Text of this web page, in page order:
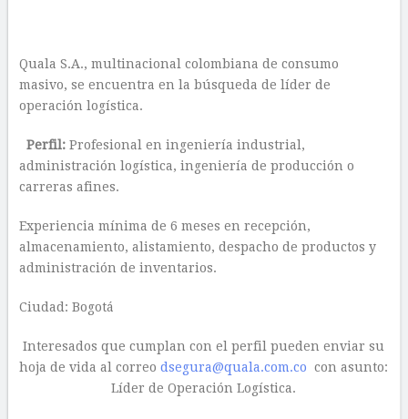
Quala S.A., multinacional colombiana de consumo
masivo, se encuentra en la búsqueda de líder de
operación logística.
Perfil:Profesional en ingeniería industrial,
administración logística, ingeniería de producción o
carreras afines.
Experiencia mínima de 6 meses en recepción,
almacenamiento, alistamiento, despacho de productos y
administración de inventarios.
Ciudad: Bogotá
Interesados que cumplan con el perfil pueden enviar su
hoja de vida al correodsegura@quala.com.co con asunto:
Líder de Operación Logística.